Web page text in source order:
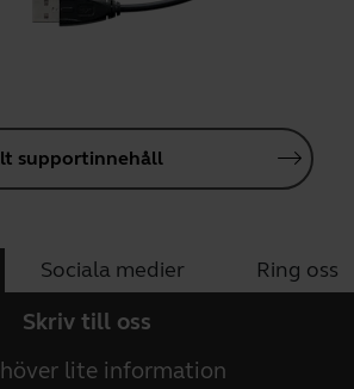
supportinnehåll
Sociala medier Ring oss
Skriv till oss
lite information